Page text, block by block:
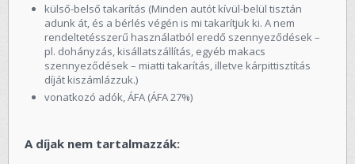
külső-belső takarítás (Minden autót kívül-belül tisztán
adunk át, és a bérlés végén is mi takarítjuk ki. A nem
rendeltetésszerű használatból eredő szennyeződések –
pl. dohányzás, kisállatszállítás, egyéb makacs
szennyeződések – miatti takarítás, illetve kárpittisztítás
díját kiszámlázzuk.)
vonatkozó adók, ÁFA (ÁFA 27%)
A díjak nem tartalmazzák: